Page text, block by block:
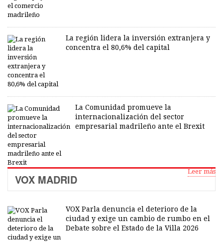
La región lidera la inversión extranjera y
concentra el 80,6% del capital
La Comunidad promueve la
internacionalización del sector
empresarial madrileño ante el Brexit
Leer más
VOX MADRID
VOX Parla denuncia el deterioro de la
ciudad y exige un cambio de rumbo en el
Debate sobre el Estado de la Villa 2026